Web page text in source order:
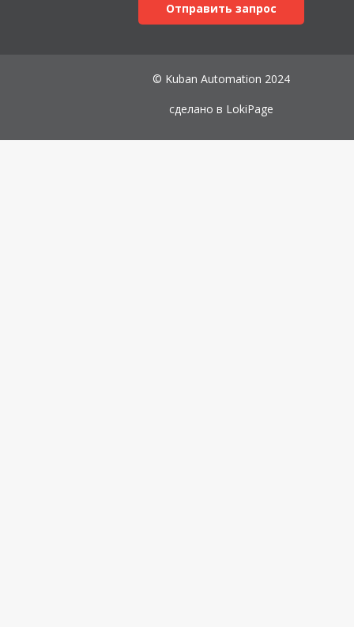
Отправить запрос
© Kuban Automation 2024
сделано в LokiPage